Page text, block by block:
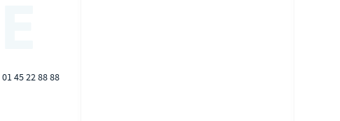
01 45 22 88 88